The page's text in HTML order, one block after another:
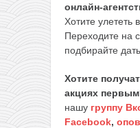
онлайн-
Хотите улететь
Переходите на
подбирайте
Хотите
акциях
нашу группу
Facebook,